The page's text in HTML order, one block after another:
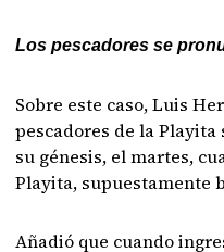
Los pescadores se
Sobre este caso, Luis
pescadores de la
su génesis, el martes,
Playita, supuestamente
Añadió que cuando